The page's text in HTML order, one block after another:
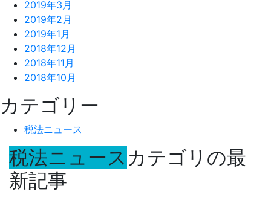
2019年3月
2019年2月
2019年1月
2018年12月
2018年11月
2018年10月
カテゴリー
税法ニュース
税法ニュース カテゴリの最
新記事